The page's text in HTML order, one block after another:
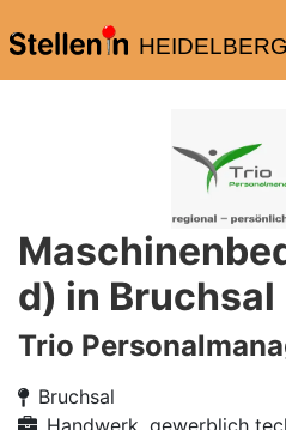
HEIDELBERG
d) in Bruchsal
Trio
Bruchsal
Handwerk, gewerblich